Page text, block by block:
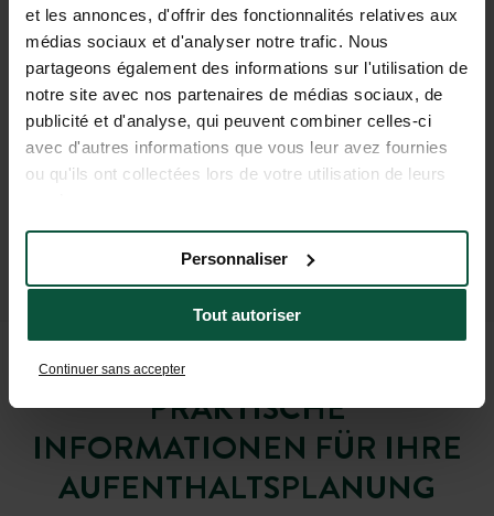
et les annonces, d'offrir des fonctionnalités relatives aux
médias sociaux et d'analyser notre trafic. Nous
partageons également des informations sur l'utilisation de
notre site avec nos partenaires de médias sociaux, de
publicité et d'analyse, qui peuvent combiner celles-ci
avec d'autres informations que vous leur avez fournies
ou qu'ils ont collectées lors de votre utilisation de leurs
Tout autoriser
Personnaliser
Continuer sans accepter
PRAKTISCHE
INFORMATIONEN FÜR IHRE
AUFENTHALTSPLANUNG